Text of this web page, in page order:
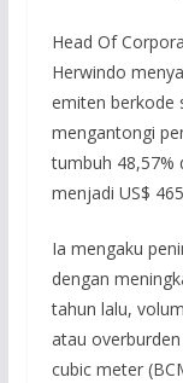
Head Of
Herwindo
emiten berkode
mengantongi
tumbuh 48,57%
menjadi US$
Ia mengaku
dengan
tahun lalu,
atau
cubic meter